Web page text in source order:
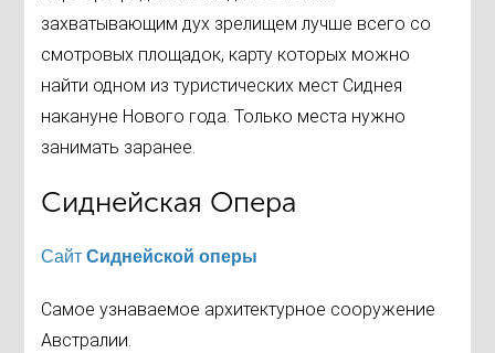
захватывающим дух зрелищем лучше всего со
смотровых площадок, карту которых можно
найти одном из туристических мест Сиднея
накануне Нового года. Только места нужно
занимать заранее.
Сиднейская Опера
Сайт Сиднейской оперы
Самое узнаваемое архитектурное сооружение
Австралии.